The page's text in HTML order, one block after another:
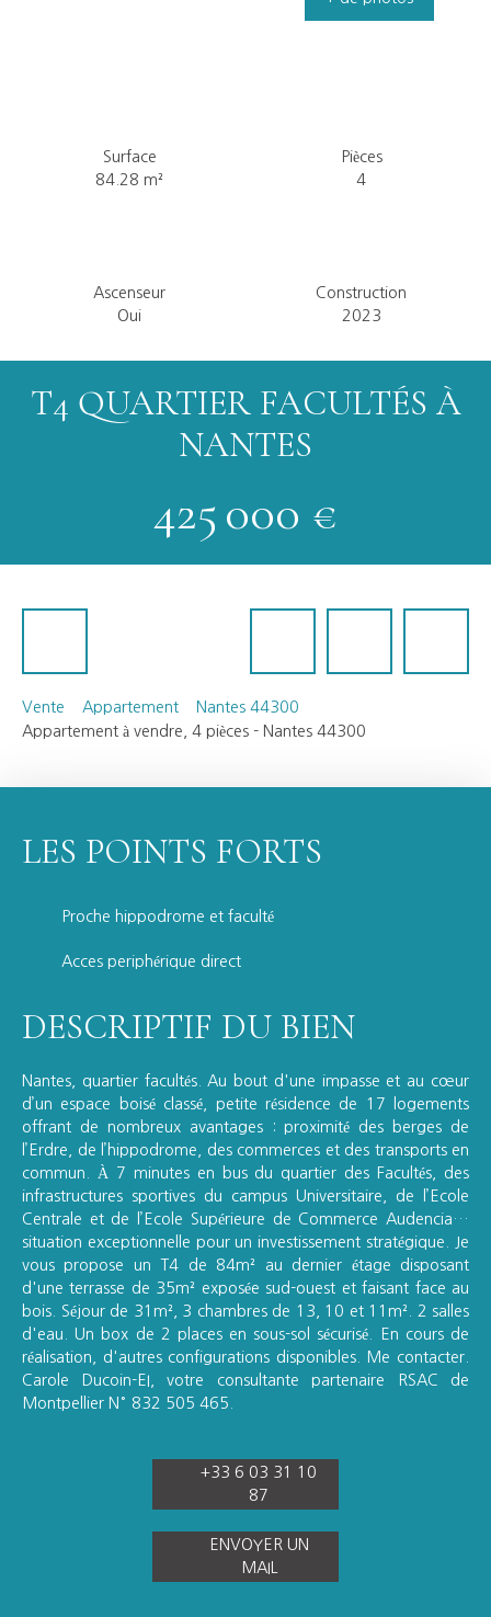
Surface
84.28 m²
Pièces
4
Ascenseur
Oui
Construction
2023
T4 QUARTIER FACULTÉS À
NANTES
425 000 €
Vente Appartement
Nantes 44300
Appartement à vendre, 4 pièces - Nantes 44300
LES POINTS FORTS
Proche hippodrome et faculté
Acces periphérique direct
DESCRIPTIF DU BIEN
Nantes, quartier facultés. Au bout d'une impasse et au cœur
d’un espace boisé classé, petite résidence de 17 logements
offrant de nombreux avantages : proximité des berges de
l’Erdre, de l’hippodrome, des commerces et des transports en
commun. À 7 minutes en bus du quartier des Facultés, des
infrastructures sportives du campus Universitaire, de l’Ecole
Centrale et de l’Ecole Supérieure de Commerce Audencia…
situation exceptionnelle pour un investissement stratégique. Je
vous propose un T4 de 84m² au dernier étage disposant
d'une terrasse de 35m² exposée sud-ouest et faisant face au
bois. Séjour de 31m², 3 chambres de 13, 10 et 11m². 2 salles
d'eau. Un box de 2 places en sous-sol sécurisé. En cours de
réalisation, d'autres configurations disponibles. Me contacter.
Carole Ducoin-EI, votre consultante partenaire RSAC de
Montpellier N° 832 505 465.
+33 6 03 31 10
87
ENVOYER UN
MAIL